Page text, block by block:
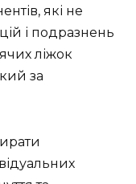
які не
і подразнень
ліжок
за